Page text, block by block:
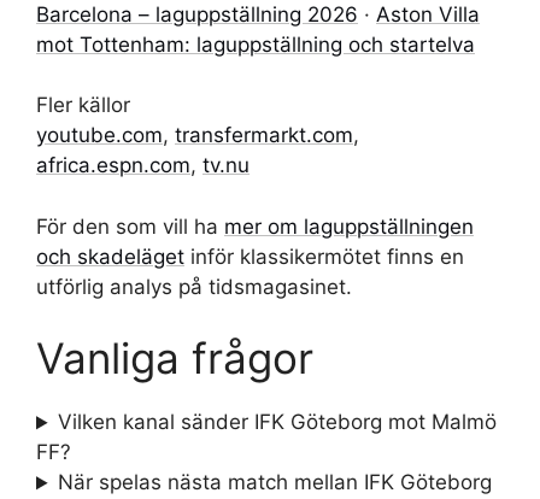
Barcelona – laguppställning 2026 · Aston Villa
mot Tottenham: laguppställning och startelva
Fler källor
youtube.com, transfermarkt.com,
africa.espn.com, tv.nu
För den som vill ha mer om laguppställningen
och skadeläget inför klassikermötet finns en
utförlig analys på tidsmagasinet.
Vanliga frågor
Vilken kanal sänder IFK Göteborg mot Malmö
FF?
När spelas nästa match mellan IFK Göteborg